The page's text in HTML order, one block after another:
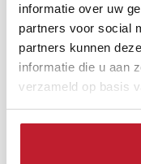
informatie over uw
partners voor social
partners kunnen
informatie die u aan
verzameld op basis